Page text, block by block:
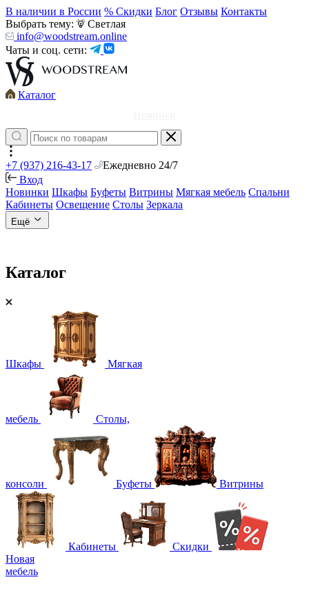
В наличии в России % Скидки Блог Отзывы Контакты
Выбрать тему:
Светлая
info@woodstream.online
Чаты и соц. сети:
Каталог
+7 (937) 216-43-17
Ежедневно 24/7
Вход
Новинки Шкафы Буфеты Витрины Мягкая мебель Спальни
Кабинеты Освещение Столы Зеркала
Ещё
Каталог
Шкафы Мягкая
мебель Столы,
консоли Буфеты Витрины
Кабинеты
Скидки
Новая
мебель